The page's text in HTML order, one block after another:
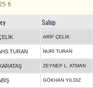
t
Sahip
ARİF ÇELİK
NURİ TURAN
ZEYNEP L. ATMAN
GÖKHAN YILDIZ